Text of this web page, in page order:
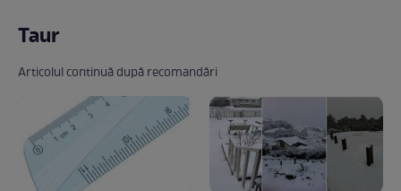
Taur
Articolul continuă după recomandări